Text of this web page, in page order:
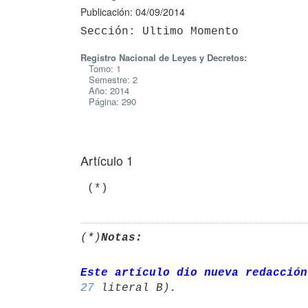
Publicación: 04/09/2014
Registro Nacional de Leyes y Decretos:
Tomo: 1
Semestre: 2
Año: 2014
Página: 290
Artículo 1
(*)
(*)Notas:
Este artículo dio nueva
27